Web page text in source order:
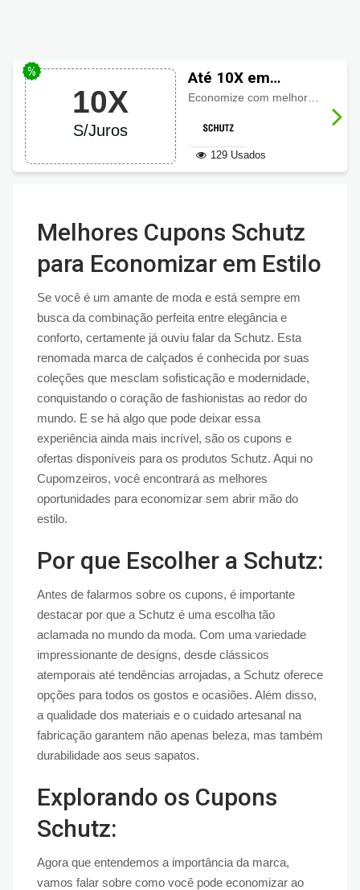
10X
S/Juros
Até 10X em
Schutz
Economize com melhores descontos em produtos Schutz e ainda conte com a facilidade de parcelar suas compras em até 10 vezes sem juros.
129 Usados
Melhores Cupons Schutz
para Economizar em Estilo
Se você é um amante de moda e está sempre em
busca da combinação perfeita entre elegância e
conforto, certamente já ouviu falar da Schutz. Esta
renomada marca de calçados é conhecida por suas
coleções que mesclam sofisticação e modernidade,
conquistando o coração de fashionistas ao redor do
mundo. E se há algo que pode deixar essa
experiência ainda mais incrível, são os cupons e
ofertas disponíveis para os produtos Schutz. Aqui no
Cupomzeiros, você encontrará as melhores
oportunidades para economizar sem abrir mão do
estilo.
Por que Escolher a Schutz:
Antes de falarmos sobre os cupons, é importante
destacar por que a Schutz é uma escolha tão
aclamada no mundo da moda. Com uma variedade
impressionante de designs, desde clássicos
atemporais até tendências arrojadas, a Schutz oferece
opções para todos os gostos e ocasiões. Além disso,
a qualidade dos materiais e o cuidado artesanal na
fabricação garantem não apenas beleza, mas também
durabilidade aos seus sapatos.
Explorando os Cupons
Schutz:
Agora que entendemos a importância da marca,
vamos falar sobre como você pode economizar ao